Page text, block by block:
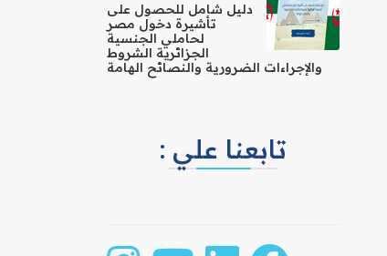
دليل شامل للحصول على
تأشيرة دخول مصر
لحاملي الجنسية
الجزائرية الشروط
والإجراءات الضرورية والنصائح الهامة
تابعنا علي :